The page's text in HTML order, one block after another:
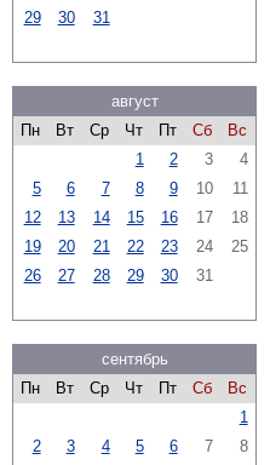
29
30 31
август
Пн
Вт Ср Чт Пт Сб
Вс
1
2 3
4
5
6 7 8 9 10
11
12
13 14 15 16 17
18
19
20 21 22 23 24
25
26
27 28 29 30 31
сентябрь
Пн
Вт Ср Чт Пт Сб
Вс
1
2
3 4 5 6 7
8